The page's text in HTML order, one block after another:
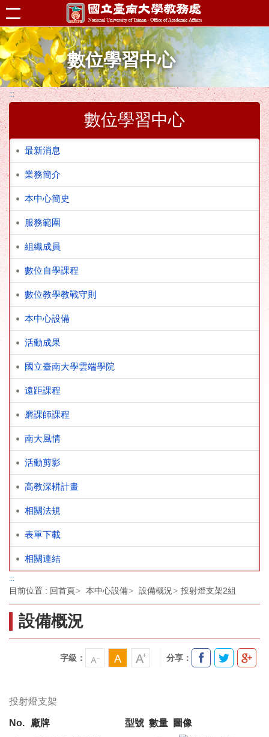
跳到主要內容區塊
數位學習中心
:::
數位學習中心
最新消息
業務簡介
本中心簡史
服務範圍
組織成員
數位自學課程
數位教學教戰守則
本中心設備
活動成果
國立臺南大學雲端學院
遠距課程
磨課師課程
南大風情
活動剪影
高教深耕計畫
相關法規
表單下載
相關連結
:::
目前位置 : 回首頁 本中心設備 設備概況 投射燈支架2組
設備概況
字級： 分享：
投射燈支架
No. 廠牌 型號 數量
圖像